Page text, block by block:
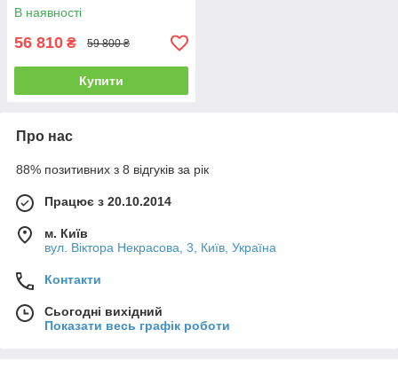
В наявності
56 810 ₴ 59 800 ₴
Купити
Про нас
88% позитивних з 8 відгуків за рік
Працює з 20.10.2014
м. Київ
вул. Вiктора Некрасова, 3, Київ, Україна
Контакти
Сьогодні вихідний
Показати весь графік роботи